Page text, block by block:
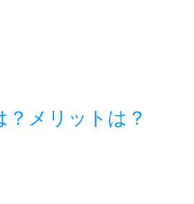
？メリットは？